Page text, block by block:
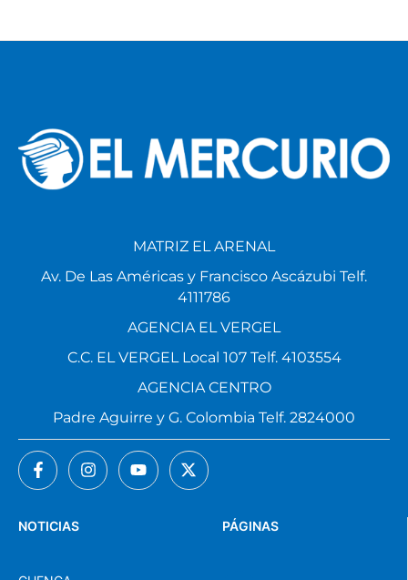
PÁGINAS
NOTICIAS
MATRIZ EL ARENAL
Av. De Las Américas y Francisco Ascázubi Telf.
4111786
AGENCIA EL VERGEL
C.C. EL VERGEL Local 107 Telf. 4103554
AGENCIA CENTRO
Padre Aguirre y G. Colombia Telf. 2824000